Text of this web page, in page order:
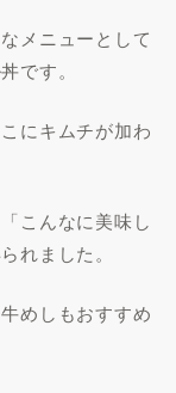
メニューとして
です。
にキムチが加わ
こんなに美味し
れました。
めしもおすすめ